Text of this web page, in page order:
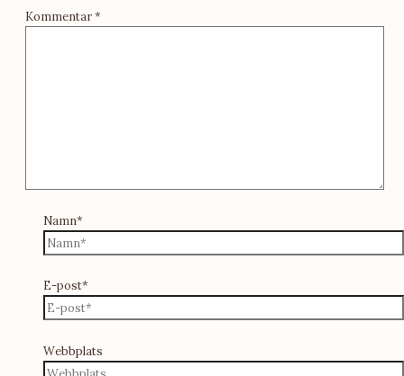
Kommentar*
Namn*
E-post*
Webbplats